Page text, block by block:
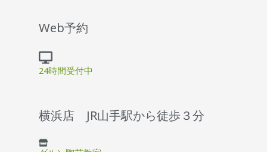
Web予約
24時間受付中
横浜店 JR山手駅から徒歩３分